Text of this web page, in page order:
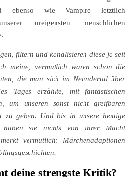
ebenso wie Vampire letztlich
ureigensten menschlichen
filtern und kanalisieren diese ja seit
meine, vermutlich waren schon die
die man sich im Neandertal über
Tages erzählte, mit fantastischen
um unseren sonst nicht greifbaren
zu geben. Und bis in unsere heutige
haben sie nichts von ihrer Macht
vermutlich: Märchenadaptionen
deine strengste Kritik?